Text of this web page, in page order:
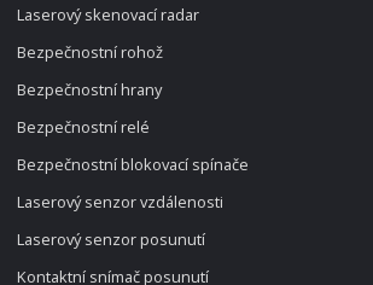
Laserový skenovací radar
Bezpečnostní rohož
Bezpečnostní hrany
Bezpečnostní relé
Bezpečnostní blokovací spínače
Laserový senzor vzdálenosti
Laserový senzor posunutí
Kontaktní snímač posunutí